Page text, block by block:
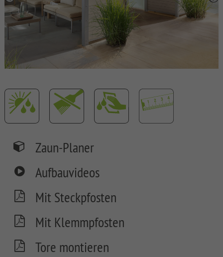
SYSTEM
BOARD
XL
SYSTEM
BOARD
GLAS
SYSTEM
ALU
SYSTEM
PLUS
SYSTEM
RHOMBUS
SYSTEM
FLOW
SYSTEM
Zaun-Planer
Aufbauvideos
Mit Steckpfosten
Mit Klemmpfosten
Tore montieren